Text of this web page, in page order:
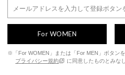
For WOMEN
※「For WOMEN」または「For MEN」ボタンを
プライバシー規約
に同意したものとみな